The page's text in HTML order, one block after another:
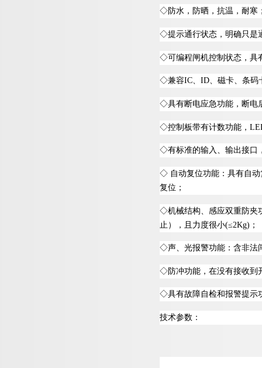
◇防水 ，防晒，抗温，耐寒
◇提示通行状态，明确只是
◇可编程闸机控制状态，具
◇兼容IC、 ID、磁卡、条码
◇具有断电应急功能，断电
◇控制板带有计数功能 ， LE
◇有标准的输入、输出接口
◇ 自动复位功能：具有自
复位；
◇机械结构、感应双重防夹
止），且力度很小(≤2Kg) ；
◇声、光报警功能：含非法
◇防冲功能，在没有接收到
◇具有故障自检和报警提示
技术参数：